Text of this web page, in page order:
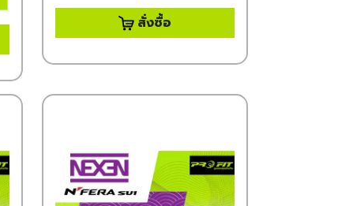
สั่งซื้อ